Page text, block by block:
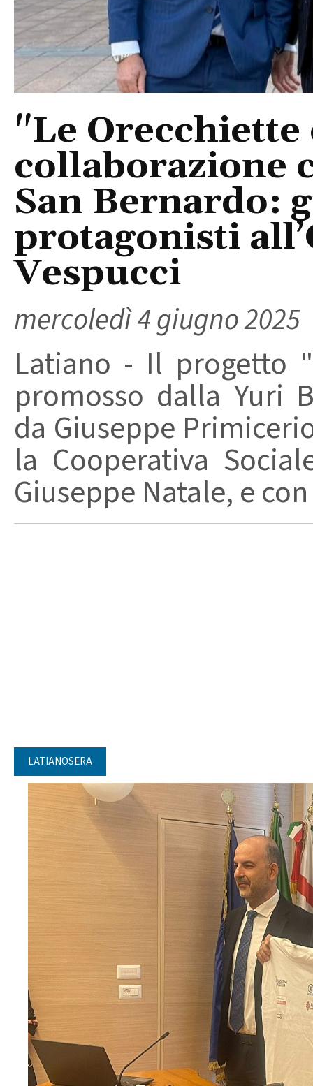
"Le
collaborazione
San Bernardo:
protagonisti
Vespucci
mercoledì 4 giugno 2025
Latiano - Il progetto
promosso dalla Yuri
da Giuseppe
la Cooperativa
Giuseppe Natale, e
LATIANOSERA